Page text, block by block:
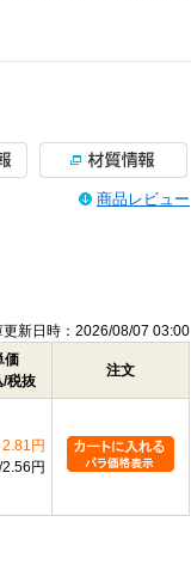
商品レビュー
更新日時：2026/08/07 03:00
価
/税抜
注文
2.81円
2.56円